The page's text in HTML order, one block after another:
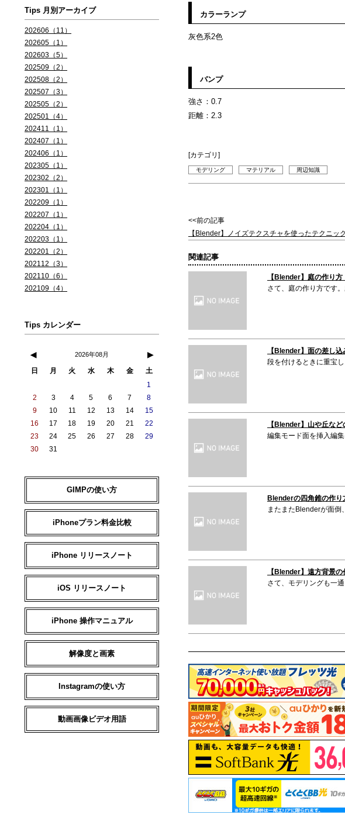
カラーランプ
灰色系2色
バンプ
強さ：0.7
距離：2.3
[カテゴリ]
モデリング マテリアル 周辺知識
<<前の記事
【Blender】ノイズテクスチャを使ったテクニック
関連記事
【Blender】庭の作り方
さて、庭の作り方です
【Blender】面の差し
段を付けるときに重宝
【Blender】山や丘な
編集モード面を挿入編
Blenderの四角錐の作り
またまたBlenderが面
【Blender】遠方背景
さて、モデリングも一
Tips 月別アーカイブ
202606（11）
202605（1）
202603（5）
202509（2）
202508（2）
202507（3）
202505（2）
202501（4）
202411（1）
202407（1）
202406（1）
202305（1）
202302（2）
202301（1）
202209（1）
202207（1）
202204（1）
202203（1）
202201（2）
202112（3）
202110（6）
202109（4）
Tips カレンダー
2026年08月
◀ ▶
日 月 火 水 木 金
土
1
2
3 4 5 6 7
8
9
10 11 12 13 14
15
16
17 18 19 20 21
22
23
24 25 26 27 28
29
30
31
GIMPの使い方
iPhoneプラン料金比較
iPhone リリースノート
iOS リリースノート
iPhone 操作マニュアル
解像度と画素
Instagramの使い方
動画画像ビデオ用語